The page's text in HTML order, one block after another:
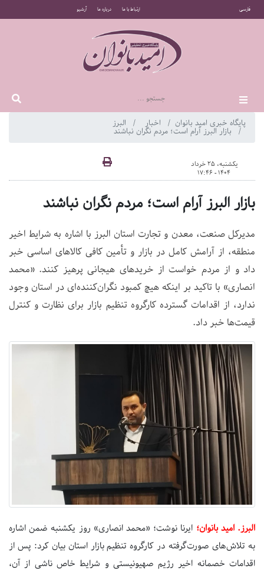
فارسی ارتباط با ما درباره ما آرشیو
پایگاه خبری امید بانوان اخبار البرز
بازار البرز آرام است؛ مردم نگران نباشند
یکشنبه، 25 خرداد
1404 - 17:46
بازار البرز آرام است؛ مردم نگران نباشند
مدیرکل صنعت، معدن و تجارت استان البرز با اشاره به شرایط اخیر
منطقه، از آرامش کامل در بازار و تأمین کافی کالاهای اساسی خبر
داد و از مردم خواست از خریدهای هیجانی پرهیز کنند. «محمد
انصاری» با تاکید بر اینکه هیچ کمبود نگران‌کننده‌ای در استان وجود
ندارد، از اقدامات گسترده کارگروه تنظیم بازار برای نظارت و کنترل
قیمت‌ها خبر داد.
البرز. امید بانوان؛ ایرنا نوشت؛ «محمد انصاری» روز یکشنبه ضمن اشاره
به تلاش‌های صورت‌گرفته در کارگروه تنظیم بازار استان بیان کرد: پس از
اقدامات خصمانه اخیر رژیم صهیونیستی و شرایط خاص ناشی از آن،